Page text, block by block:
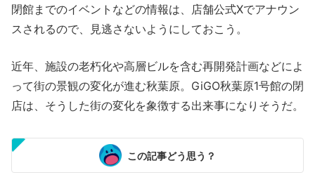
閉館までのイベントなどの情報は、店舗公式Xでアナウン
スされるので、見逃さないようにしておこう。
近年、施設の老朽化や高層ビルを含む再開発計画などによ
って街の景観の変化が進む秋葉原。GiGO秋葉原1号館の閉
店は、そうした街の変化を象徴する出来事になりそうだ。
この記事どう思う？